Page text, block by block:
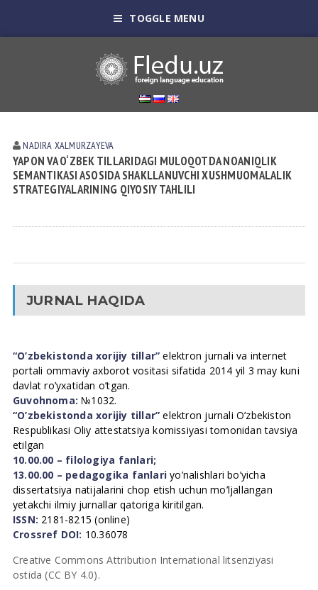
TOGGLE MENU
NADIRA XALMURZAYEVA
YAPON VA O‘ZBEK TILLARIDAGI MULOQOTDA NOANIQLIK
SEMANTIKASI ASOSIDA SHAKLLANUVCHI XUSHMUOMALALIK
STRATEGIYALARINING QIYOSIY TAHLILI
JURNAL HAQIDA
“O’zbekistonda xorijiy tillar” elektron jurnali va internet
portali ommaviy axborot vositasi sifatida 2014 yil 3 may kuni
davlat ro’yxatidan o’tgan.
Guvohnoma: №1032.
“O’zbekistonda xorijiy tillar” elektron jurnali O’zbekiston
Respublikasi Oliy attestatsiya komissiyasi tomonidan tavsiya
etilgan
10.00.00 – filologiya fanlari;
13.00.00 – pedagogika fanlari yo’nalishlari bo’yicha
dissertatsiya natijalarini chop etish uchun mo’ljallangan
yetakchi ilmiy jurnallar qatoriga kiritilgan.
ISSN: 2181-8215 (online)
Crossref DOI: 10.36078
Creative Commons Attribution International litsenziyasi
ostida (CC BY 4.0).